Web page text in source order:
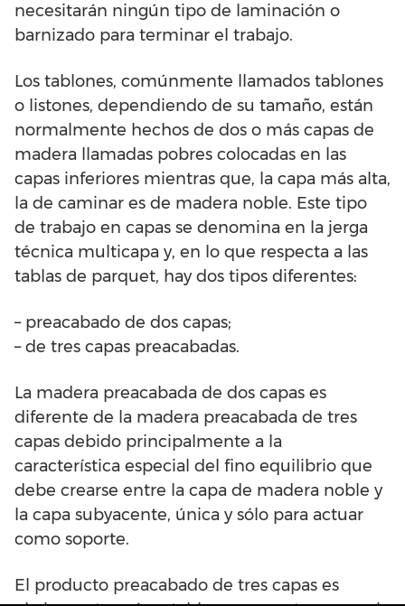
necesitarán ningún tipo de laminación o
barnizado para terminar el trabajo.
Los tablones, comúnmente llamados tablones
o listones, dependiendo de su tamaño, están
normalmente hechos de dos o más capas de
madera llamadas pobres colocadas en las
capas inferiores mientras que, la capa más alta,
la de caminar es de madera noble. Este tipo
de trabajo en capas se denomina en la jerga
técnica multicapa y, en lo que respecta a las
tablas de parquet, hay dos tipos diferentes:
– preacabado de dos capas;
– de tres capas preacabadas.
La madera preacabada de dos capas es
diferente de la madera preacabada de tres
capas debido principalmente a la
característica especial del fino equilibrio que
debe crearse entre la capa de madera noble y
la capa subyacente, única y sólo para actuar
como soporte.
El producto preacabado de tres capas es